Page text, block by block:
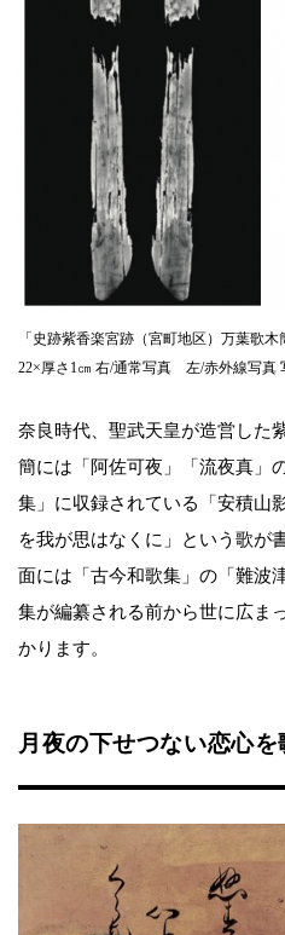
「史跡紫香楽宮跡（宮町地区）万葉歌
22×厚さ1㎝ 右/通常写真 左/赤外線写真
奈良時代、聖武天皇が造営した
簡には「阿佐可夜」「流夜真」
集」に収録されている「安積山
を我が思はなくに」という歌が
面には「古今和歌集」の「難波
集が編纂される前から世に広ま
かります。
月夜の下せつない恋心を